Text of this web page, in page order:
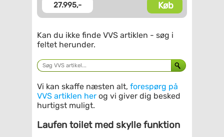
27.995,- Køb
Kan du ikke finde VVS artiklen - søg i
feltet herunder.
Vi kan skaffe næsten alt, forespørg på
VVS artiklen her og vi giver dig besked
hurtigst muligt.
Laufen toilet med skylle funktion